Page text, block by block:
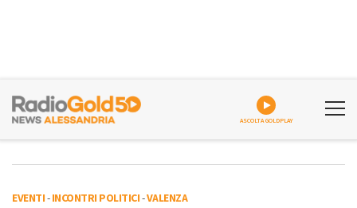
ASCOLTA GOLDPLAY
EVENTI-INCONTRI POLITICI-VALENZA